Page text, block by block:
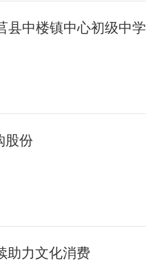
县中楼镇中心初级中学
股份
助力文化消费